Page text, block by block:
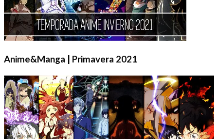
Anime&Manga | Primavera 2021